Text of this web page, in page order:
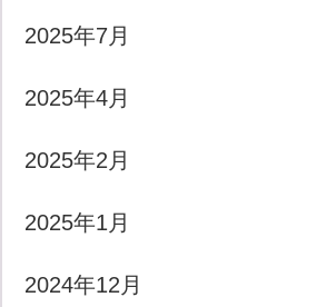
2025年7月
2025年4月
2025年2月
2025年1月
2024年12月